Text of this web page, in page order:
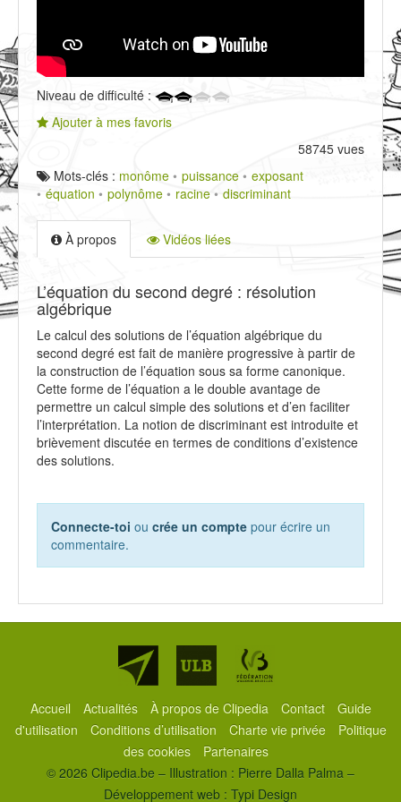
Niveau de difficulté :
Ajouter à mes favoris
58745 vues
Mots-clés : monôme puissance
exposant
équation
polynôme racine discriminant
À propos Vidéos liées
L’équation du second degré : résolution
algébrique
Le calcul des solutions de l’équation algébrique du
second degré est fait de manière progressive à partir de
la construction de l’équation sous sa forme canonique.
Cette forme de l’équation a le double avantage de
permettre un calcul simple des solutions et d’en faciliter
l’interprétation. La notion de discriminant est introduite et
brièvement discutée en termes de conditions d’existence
des solutions.
Connecte-toi ou crée un compte pour écrire un
commentaire.
Partenaires
Accueil Actualités À propos de Clipedia Contact
Guide
d'utilisation
Conditions d’utilisation Charte vie privée
Politique
des cookies
Partenaires
© 2026 Clipedia.be – Illustration : Pierre Dalla Palma –
Développement web : Typi Design